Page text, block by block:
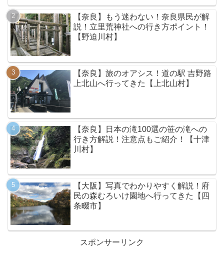
【奈良】もう迷わない！奈良県民が解
説！立里荒神社への行き方ポイント！
【野迫川村】
【奈良】旅のオアシス！道の駅 吉野路
上北山へ行ってきた【上北山村】
【奈良】日本の滝100選の笹の滝への
行き方解説！注意点もご紹介！【十津
川村】
【大阪】写真でわかりやすく解説！府
民の森むろいけ園地へ行ってきた【四
条畷市】
スポンサーリンク